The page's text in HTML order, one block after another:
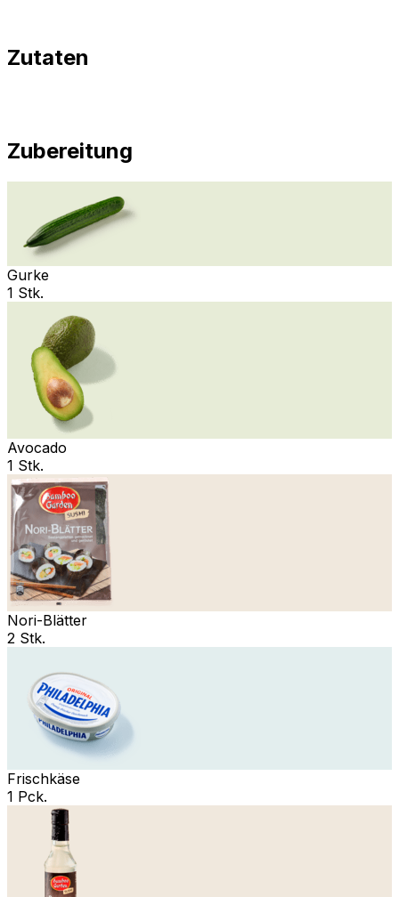
Zutaten
Zubereitung
Gurke
1 Stk.
Avocado
1 Stk.
Nori-Blätter
2 Stk.
Frischkäse
1 Pck.